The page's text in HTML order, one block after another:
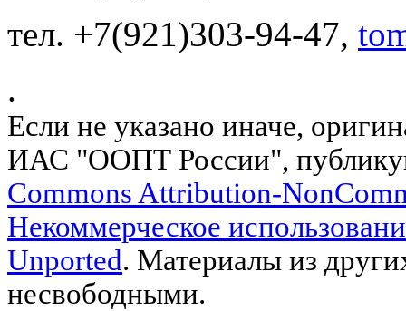
тел. +7(921)303-94-47,
.
Если не указано иначе,
ИАС "ООПТ России",
Commons Attribution-
Некоммерческое
Unported. Материалы из
несвободными.